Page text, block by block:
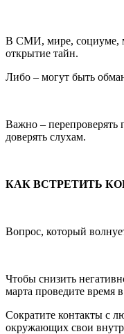
В СМИ, мире, социуме,
открытие тайн.
Либо – могут быть
Важно –
доверять слухам.
КАК ВСТРЕТИТЬ
Вопрос, который
Чтобы снизить
марта проведите время
Сократите контакты с
окружающих свои